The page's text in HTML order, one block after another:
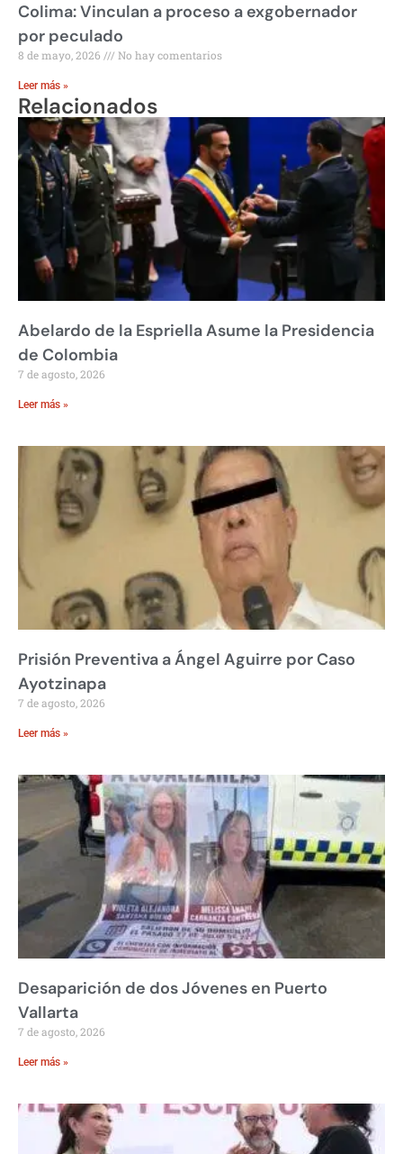
Colima: Vinculan a proceso a exgobernador
por peculado
8 de mayo, 2026 No hay comentarios
Leer más »
Relacionados
Abelardo de la Espriella Asume la Presidencia
de Colombia
7 de agosto, 2026
Leer más »
Prisión Preventiva a Ángel Aguirre por Caso
Ayotzinapa
7 de agosto, 2026
Leer más »
Desaparición de dos Jóvenes en Puerto
Vallarta
7 de agosto, 2026
Leer más »